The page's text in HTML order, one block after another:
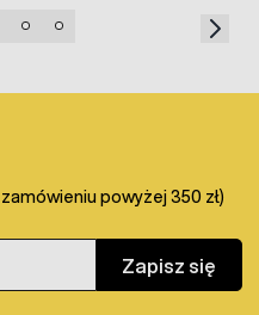
powyżej 350 zł)
Zapisz się